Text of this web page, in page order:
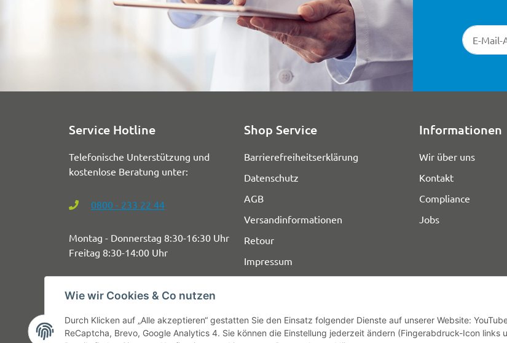
Wie wir Cookies & Co nutzen
Durch Klicken auf „Alle akzeptieren“ gestatten Sie den Einsatz folgender Dienste auf unserer Website:
ReCaptcha, Brevo, Google Analytics 4. Sie können die Einstellung jederzeit ändern (Fingerabdruck-Icon links
Service Hotline
Telefonische Unterstützung und
kostenlose Beratung unter:
0800 - 233 22 44
Montag - Donnerstag 8:30-16:30 Uhr
Freitag 8:30-14:00 Uhr
Shop Service
Barrierefreiheitserklärung
Datenschutz
AGB
Versandinformationen
Retour
Impressum
Informationen
Wir über uns
Kontakt
Compliance
Jobs